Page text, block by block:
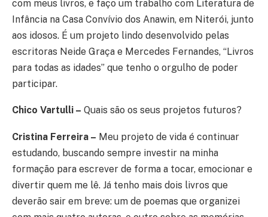
com meus livros, e faço um trabalho com Literatura de
Infância na Casa Convívio dos Anawin, em Niterói, junto
aos idosos. É um projeto lindo desenvolvido pelas
escritoras Neide Graça e Mercedes Fernandes, “Livros
para todas as idades” que tenho o orgulho de poder
participar.
Chico Vartulli – Quais são os seus projetos futuros?
Cristina Ferreira – Meu projeto de vida é continuar
estudando, buscando sempre investir na minha
formação para escrever de forma a tocar, emocionar e
divertir quem me lê. Já tenho mais dois livros que
deverão sair em breve: um de poemas que organizei